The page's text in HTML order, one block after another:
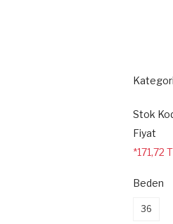
Kategori
Stok
Fiyat
*171,72
Beden
36